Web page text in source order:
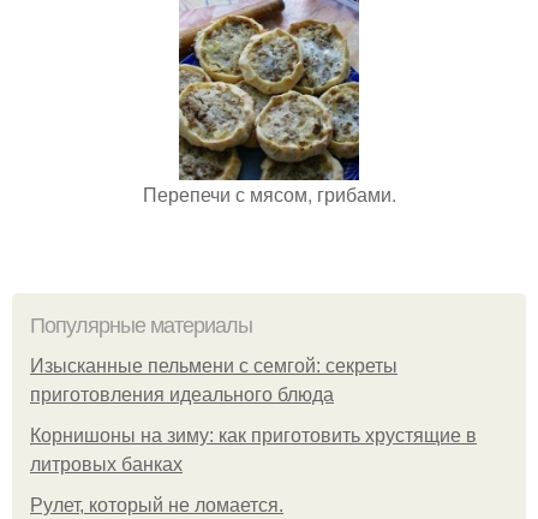
Перепечи с мясом, грибами.
Популярные материалы
Изысканные пельмени с семгой: секреты
приготовления идеального блюда
Корнишоны на зиму: как приготовить хрустящие в
литровых банках
Рулет, который не ломается.